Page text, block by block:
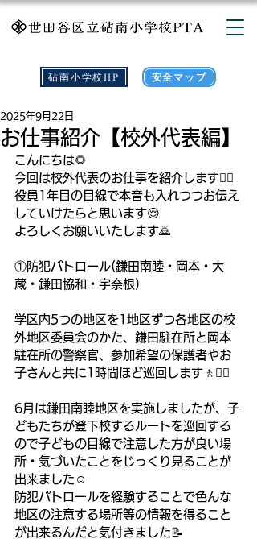
砧南小学校HP 安全マップ
お仕事紹介【校外代表編】
2025年9月22日
こんにちは🌻
今回は校外代表のお仕事を紹介します🙋‍♀️
役員1年目の目線で本音も入れつつお伝え
していけたらと思います😌
よろしくお願いいたします🙇
①防犯パトロール(鎌田南睦・岡本・大
蔵・鎌田協和・宇奈根)
学区内5つの地区を1地区ずつ各地区の校
外地区委員会のかた、鎌田駐在所と岡本
駐在所の警察官、参加希望の保護者やお
子さんと共に1時間ほど巡回します🚶🚶‍♀️
6月は鎌田南睦地区を実施しましたが、子
どもたちが登下校するルートを巡回する
ので子どもの目線で注意した方が良い場
所・気づいたことをじっくり見ることが
出来ました☺️
防犯パトロールを経験することで色んな
地区の注意する場所等の情報を得ること
が出来るんだと気付きました📝